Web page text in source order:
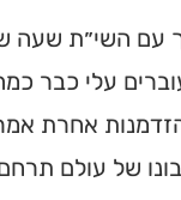
עם השי״ת שעה
עלי כבר
אחרת
של עולם